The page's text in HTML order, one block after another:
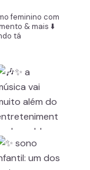
feminino com
& mais ⬇️
tá